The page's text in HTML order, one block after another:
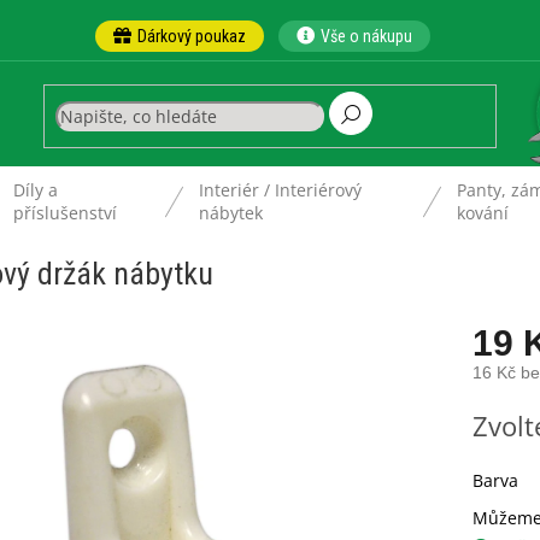
Dárkový poukaz Vše o nákupu
Díly a
příslušenství
Interiér / Interiérový
nábytek
Panty,
kování
držák nábytku
19
16 Kč
cena:
Barva